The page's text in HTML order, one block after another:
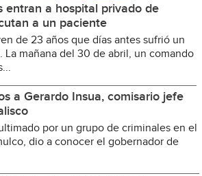
entran a hospital privado de
a un paciente
de 23 años que días antes sufrió un
La mañana del 30 de abril, un comando
a Gerardo Insua, comisario jefe
por un grupo de criminales en el
dio a conocer el gobernador de